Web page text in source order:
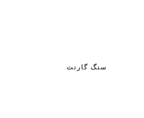
سنگ گارنت